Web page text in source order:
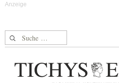
Suche nach: